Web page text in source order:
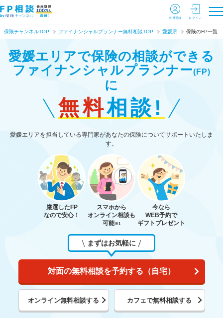
会員登録 ログイン
保険チャンネルTOP ファイナンシャルプランナー無料相談TOP 愛媛県 保険のFP一覧
愛媛エリアで保険の相談ができる
ファイナンシャルプランナー(FP)
に
無料相談!
愛媛エリアを担当している専門家があなたの保険についてサポートいたしま
す。
厳選したFP
なので安心！
スマホから
オンライン相談も
可能※1
今なら
WEB予約で
ギフトプレゼント
まずはお気軽に
対面の無料相談を予約する（自宅）
オンライン無料相談する カフェで無料相談する